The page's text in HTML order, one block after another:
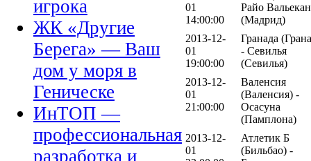
игрока
ЖК «Другие
Берега» — Ваш
дом у моря в
Геническе
ИнТОП —
профессиональная
разработка и
01
14:00:00
Райо
(Мадрид)
2013-12-
01
19:00:00
Гранада
- Севилья
(Севилья)
2013-12-
01
21:00:00
Валенсия
(Валенсия) -
Осасуна
(Памплона)
2013-12-
01
Атлетик Б
(Бильбао) -